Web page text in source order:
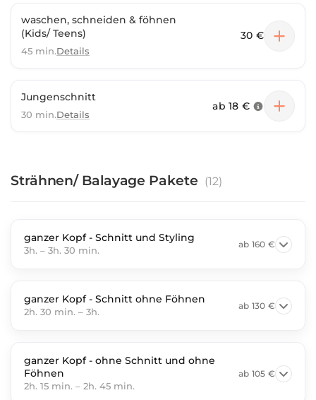
waschen, schneiden & föhnen
(Kids/ Teens)
45 min.Details
30 €
Jungenschnitt
30 min.Details
ab 18 €
Strähnen/ Balayage Pakete (12)
ganzer Kopf - Schnitt und Styling
3h. – 3h. 30 min.
ab 160 €
ganzer Kopf - Schnitt ohne Föhnen
2h. 30 min. – 3h.
ab 130 €
ganzer Kopf - ohne Schnitt und ohne
Föhnen
2h. 15 min. – 2h. 45 min.
ab 105 €